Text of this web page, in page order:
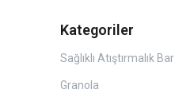
Kategoriler
Sağlıklı Atıştırmalık Bar
Granola